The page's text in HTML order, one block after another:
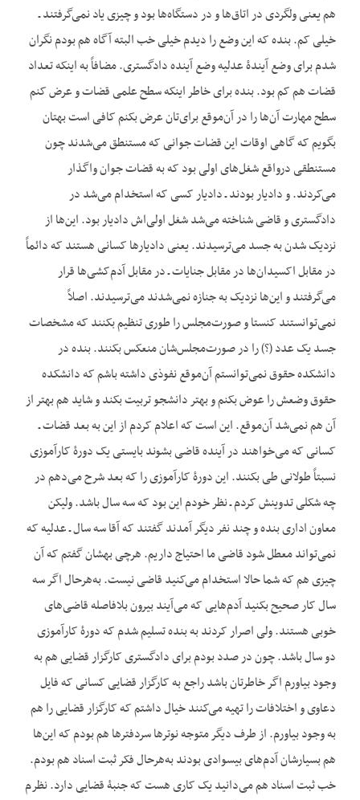
هم یعنی ولگردی در اتاق‌ها و در دستگاه‌ها بود و چیزی یاد نمی‌گرفتند ـ
خیلی کم. بنده که این وضع را دیدم خیلی خب البته آگاه هم بودم نگران
شدم برای وضع آیندۀ عدلیه وضع آینده دادگستری. مضافاً به این‏که تعداد
قضات هم کم بود. بنده برای خاطر این‏که سطح علمی قضات و عرض کنم
سطح مهارت آن‌ها را در آن‌موقع برای‌تان عرض بکنم کافی است بهتان
بگویم که گاهی اوقات این قضات جوانی که مستنطق می‌شدند چون
مستنطقی درواقع شغل‌های اولی بود که به قضات جوان واگذار
می‌کردند. و دادیار بودند ـ دادیار کسی که استخدام می‌شد در
دادگستری و قاضی شناخته می‌شد شغل اولی‌اش دادیار بود. این‌ها از
نزدیک شدن به جسد می‌ترسیدند. یعنی دادیارها کسانی هستند که دائماً
در مقابل اکسیدان‌ها در مقابل جنایات ـ در مقابل آدم‌کشی‌ها قرار
می‌گرفتند و این‌ها نزدیک به جنازه نمی‌شدند می‌ترسیدند. اصلاً
نمی‌توانستند کنستا و صورت‌مجلس را طوری تنظیم بکنند که مشخصات
جسد یک عدد (؟) را در صورت‌مجلس‌شان منعکس بکنند. بنده در
دانشکده حقوق نمی‌توانستم آن‌موقع نفوذی داشته باشم که دانشکده
حقوق وضعش را عوض بکنم و بهتر دانشجو تربیت بکند و شاید هم بهتر از
آن هم نمی‌شد آن‌موقع. این است که اعلام کردم از این به بعد قضات ـ
کسانی که می‌خواهند در آینده قاضی بشوند بایستی یک دورۀ کارآموزی
نسبتاً طولانی طی بکنند. این دورۀ کارآموزی را که بعد شرح می‌دهم در
چه شکلی تدوینش کردم ـ نظر خودم این بود که سه سال باشد. ولیکن
معاون اداری بنده و چند نفر دیگر آمدند گفتند که آقا سه سال ـ عدلیه که
نمی‌تواند معطل شود قاضی ما احتیاج داریم. هرچی بهشان گفتم که آن
چیزی هم که شما حالا استخدام می‌کنید قاضی نیست. به‌هرحال اگر سه
سال کار صحیح بکنید آدم‌هایی که می‌آیند بیرون بلافاصله قاضی‌های
خوبی هستند. ولی اصرار کردند به بنده تسلیم شدم که دورۀ کارآموزی
دو سال باشد. چون در صدد بودم برای دادگستری کارگزار قضایی هم به
وجود بیاورم اگر خاطرتان باشد راجع به کارگزار قضایی کسانی که فایل
دعاوی و اختلافات را تهیه می‌کنند خیال داشتم که کارگزار قضایی را هم
به وجود بیاورم. از طرف دیگر متوجه نوترها سردفترها هم بودم که این‌ها
هم بسیارشان آدم‌های بیسوادی بودند به‌هرحال فکر ثبت اسناد هم بودم.
خب ثبت اسناد هم می‌دانید یک کاری هست که جنبۀ قضایی دارد. نظرم